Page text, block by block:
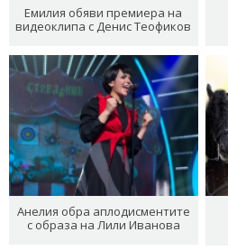
Емилия обяви премиера на
видеоклипа с Денис Теофиков
Анелия обра аплодисментите
с образа на Лили Иванова